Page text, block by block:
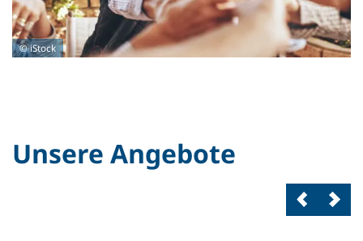
© iStock
Unsere Angebote